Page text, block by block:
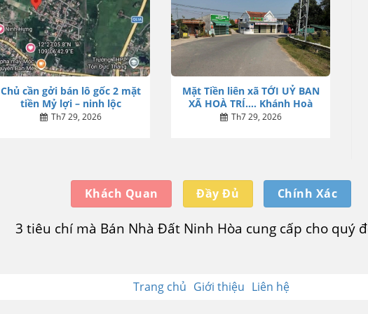
Chủ cần gởi bán lô gốc 2 mặt
tiền Mỷ lợi – ninh lộc
Th7 29, 2026
Mặt Tiền liên xã TỚI UỶ BAN
XÃ HOÀ TRÍ…. Khánh Hoà
Th7 29, 2026
Khách Quan Đầy Đủ Chính Xác
3 tiêu chí mà Bán Nhà Đất Ninh Hòa cung cấp cho quý
Trang chủ Giới thiệu Liên hệ